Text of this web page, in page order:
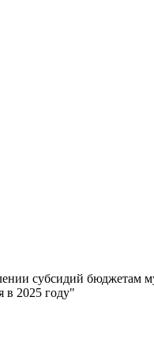
субсидий бюджетам
в 2025 году"